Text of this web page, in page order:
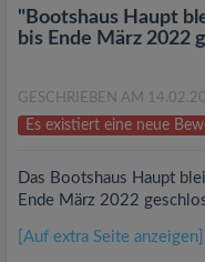
"Bootshaus Haupt
bis Ende März 2022
GESCHRIEBEN AM
Es existiert eine neue
Das Bootshaus Haupt
Ende März 2022
[Auf extra Seite anzeigen]